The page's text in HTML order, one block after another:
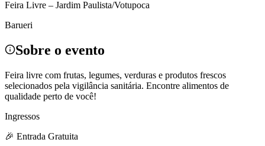
Feira Livre – Jardim Paulista/Votupoca
Barueri
Sobre o evento
Feira livre com frutas, legumes, verduras e produtos frescos
selecionados pela vigilância sanitária. Encontre alimentos de
qualidade perto de você!
Ingressos
🎉 Entrada Gratuita